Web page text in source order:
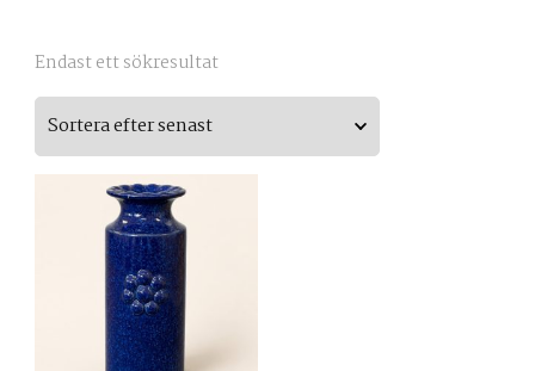
Endast ett sökresultat